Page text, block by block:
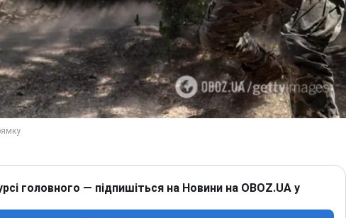
головного — підпишіться на Новини на OBOZ.UA у